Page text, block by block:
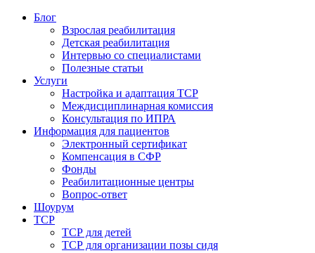
Блог
Взрослая реабилитация
Детская реабилитация
Интервью со специалистами
Полезные статьи
Услуги
Настройка и адаптация ТСР
Междисциплинарная комиссия
Консультация по ИПРА
Информация для пациентов
Электронный сертификат
Компенсация в СФР
Фонды
Реабилитационные центры
Вопрос-ответ
Шоурум
ТСР
ТСР для детей
ТСР для организации позы сидя